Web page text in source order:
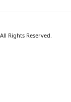
Rights Reserved.